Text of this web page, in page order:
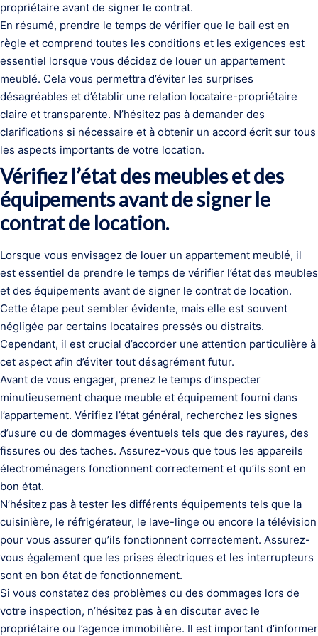
propriétaire avant de signer le contrat.
En résumé, prendre le temps de vérifier que le bail est en
règle et comprend toutes les conditions et les exigences est
essentiel lorsque vous décidez de louer un appartement
meublé. Cela vous permettra d’éviter les surprises
désagréables et d’établir une relation locataire-propriétaire
claire et transparente. N’hésitez pas à demander des
clarifications si nécessaire et à obtenir un accord écrit sur tous
les aspects importants de votre location.
Vérifiez l’état des meubles et des
équipements avant de signer le
contrat de location.
Lorsque vous envisagez de louer un appartement meublé, il
est essentiel de prendre le temps de vérifier l’état des meubles
et des équipements avant de signer le contrat de location.
Cette étape peut sembler évidente, mais elle est souvent
négligée par certains locataires pressés ou distraits.
Cependant, il est crucial d’accorder une attention particulière à
cet aspect afin d’éviter tout désagrément futur.
Avant de vous engager, prenez le temps d’inspecter
minutieusement chaque meuble et équipement fourni dans
l’appartement. Vérifiez l’état général, recherchez les signes
d’usure ou de dommages éventuels tels que des rayures, des
fissures ou des taches. Assurez-vous que tous les appareils
électroménagers fonctionnent correctement et qu’ils sont en
bon état.
N’hésitez pas à tester les différents équipements tels que la
cuisinière, le réfrigérateur, le lave-linge ou encore la télévision
pour vous assurer qu’ils fonctionnent correctement. Assurez-
vous également que les prises électriques et les interrupteurs
sont en bon état de fonctionnement.
Si vous constatez des problèmes ou des dommages lors de
votre inspection, n’hésitez pas à en discuter avec le
propriétaire ou l’agence immobilière. Il est important d’informer